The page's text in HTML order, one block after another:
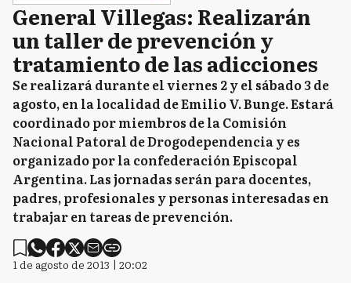
General Villegas: Realizarán
un taller de prevención y
tratamiento de las adicciones
Se realizará durante el viernes 2 y el sábado 3 de
agosto, en la localidad de Emilio V. Bunge. Estará
coordinado por miembros de la Comisión
Nacional Patoral de Drogodependencia y es
organizado por la confederación Episcopal
Argentina. Las jornadas serán para docentes,
padres, profesionales y personas interesadas en
trabajar en tareas de prevención.
1 de agosto de 2013 | 20:02